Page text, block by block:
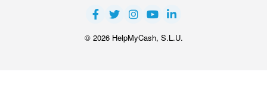
© 2026 HelpMyCash, S.L.U.